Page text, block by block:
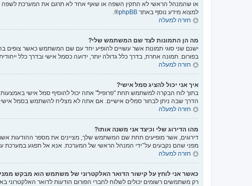
או שהמנהל הראשי לא התקין השפה או שאף אחד לא תרגם את המערכת לשפה
למצוא מידע נוסף באתר phpBB
®.
חזרה למעלה
מה הן התמונות לצד שם המשתמש שלי?
ישנם שני סוגי תמונות אשר עשויים להופיע יחד עם שם המשתמש כאשר צופים
בפורום. תמונה אחרת, בדרך כלל גדולה יותר, ידועה כסמל אישי ובדרך כלל
חזרה למעלה
איך אני יכול להציג סמל אישי?
הדרך שבה ניתן לבחור סמלים אישיים. אם אתה לא מצליח להשתמש בסמל
חזרה למעלה
מהו הדירוג שלי וכיצד אני משנה אותו?
דירוגים, אשר מופיעים תחת שם המשתמש שלך, מציינים את מספר ההודעות אשר
מפני שהם נקבעים על־ידי המנהל הראשי של המערכת. אנא אל תפגע במערכת
חזרה למעלה
כאשר אני לוחץ על קישור הדואר האלקטרוני של משתמש הוא מבקש
רק משתמשים רשומים יכולים לשלוח לחברי הפורום הודעות לדואר